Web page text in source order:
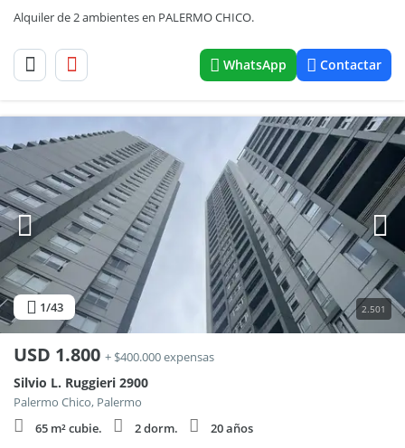
Alquiler de 2 ambientes en PALERMO CHICO.
WhatsApp Contactar
1/43 2.501
USD 1.800 + $400.000 expensas
Silvio L. Ruggieri 2900
Palermo Chico, Palermo
65 m² cubie.
2 dorm.
20 años